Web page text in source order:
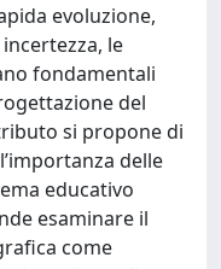
evoluzione,
le
fondamentali
del
si propone di
delle
educativo
esaminare il
come